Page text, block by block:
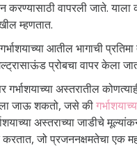
करण्यासाठी वापरली जाते. याला
म्हणतात.
आतील भागाची
प्रोबचा वापर केला
गर्भाशयाच्या अस्तरातील
जाऊ शकतो, जसे की
अस्तराच्या जाडीचे
करतात, जो प्रजननक्षमतेचा एक